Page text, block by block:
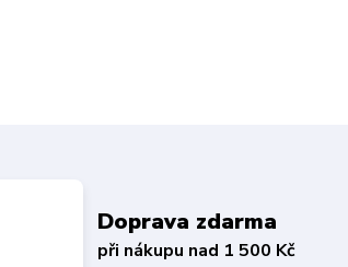
Doprava zdarma
při nákupu nad 1 500 Kč